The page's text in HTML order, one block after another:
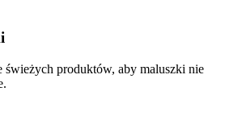
świeżych produktów, aby maluszki nie